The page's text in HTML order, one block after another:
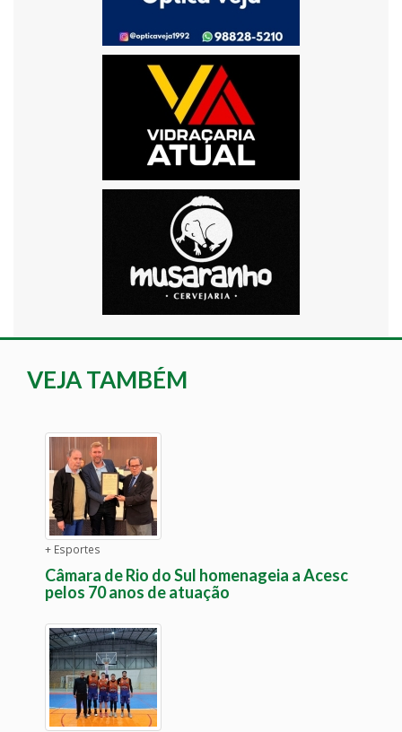
VEJA TAMBÉM
+ Esportes
Câmara de Rio do Sul homenageia a Acesc
pelos 70 anos de atuação